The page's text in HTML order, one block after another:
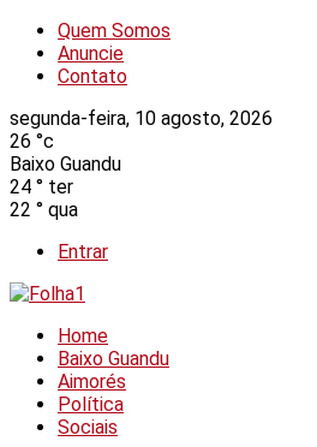
Quem Somos
Anuncie
Contato
segunda-feira, 10 agosto, 2026
26 °c
Baixo Guandu
24 ° ter
22 ° qua
Entrar
Home
Baixo Guandu
Aimorés
Política
Sociais